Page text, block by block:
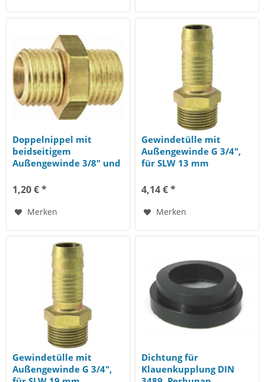
Doppelnippel mit
beidseitigem
Außengewinde 3/8" und
1,20 € *
Merken
Gewindetülle mit
Außengewinde G 3/4",
für SLW 13 mm
4,14 € *
Merken
Gewindetülle mit
Außengewinde G 3/4",
Dichtung für
Klauenkupplung DIN